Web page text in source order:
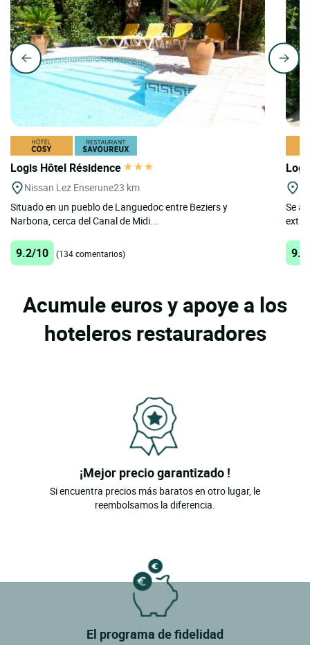
Logis Hôtel Résidence
Nissan Lez Enserune23 km
Situado en un pueblo de Languedoc entre Beziers y
Narbona, cerca del Canal de Midi...
9.2/10 (134 comentarios)
Se
Acumule euros y apoye a los
hoteleros restauradores
¡Mejor precio garantizado !
Si encuentra precios más baratos en otro lugar, le
reembolsamos la diferencia.
El programa de fidelidad